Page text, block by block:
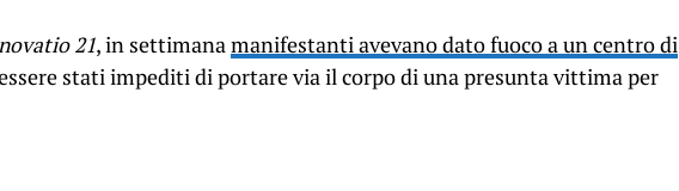
21, in settimanamanifestanti avevano dato fuoco a un centro di
stati impediti di portare via il corpo di una presunta vittima per